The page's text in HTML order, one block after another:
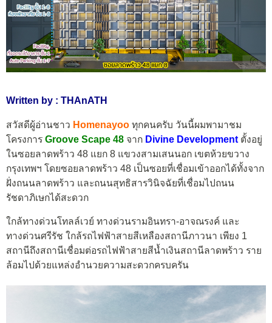
Written by : THAnATH
สวัสดีผู้อ่านชาว Homenayoo ทุกคนครับ วันนี้ผมพามาชม
โครงการ Groove Scape 48 จาก Divine Development ตั้งอยู่
ในซอยลาดพร้าว 48 แยก 8 แขวงสามเสนนอก เขตห้วยขวาง
กรุงเทพฯ โดยซอยลาดพร้าว 48 เป็นซอยที่เชื่อมเข้าออกได้ทั้งจาก
ฝั่งถนนลาดพร้าว และถนนสุทธิสารวินิจฉัยที่เชื่อมไปถนน
รัชดาภิเษกได้สะดวก
ใกล้ทางด่วนโทลล์เวย์ ทางด่วนรามอินทรา-อาจณรงค์ และ
ทางด่วนศรีรัช ใกล้รถไฟฟ้าสายสีเหลืองสถานีภาวนา เพียง 1
สถานีถึงสถานีเชื่อมต่อรถไฟฟ้าสายสีน้ำเงินสถานีลาดพร้าว ราย
ล้อมไปด้วยแหล่งอำนวยความสะดวกครบครัน